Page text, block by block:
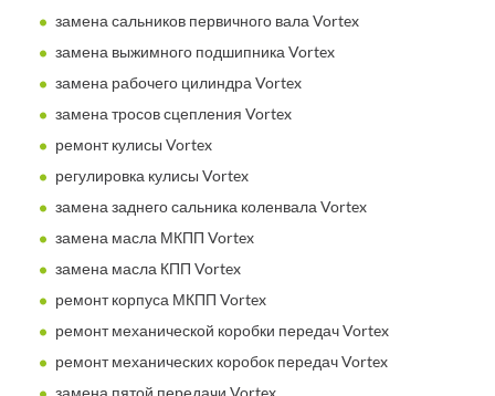
замена сальников первичного вала Vortex
замена выжимного подшипника Vortex
замена рабочего цилиндра Vortex
замена тросов сцепления Vortex
ремонт кулисы Vortex
регулировка кулисы Vortex
замена заднего сальника коленвала Vortex
замена масла МКПП Vortex
замена масла КПП Vortex
ремонт корпуса МКПП Vortex
ремонт механической коробки передач Vortex
ремонт механических коробок передач Vortex
замена пятой передачи Vortex